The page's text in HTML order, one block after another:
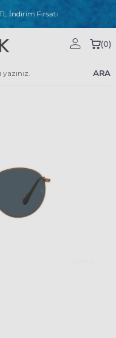
İndirim Fırsatı
ARA
(0)